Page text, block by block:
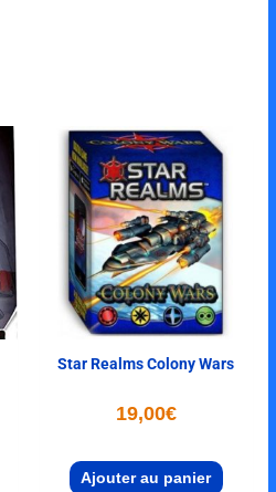
Star Realms Colony Wars
19,00€
Ajouter au panier